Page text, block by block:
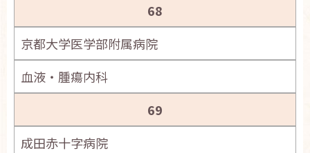
68
京都大学医学部附属病院
血液・腫瘍内科
69
成田赤十字病院